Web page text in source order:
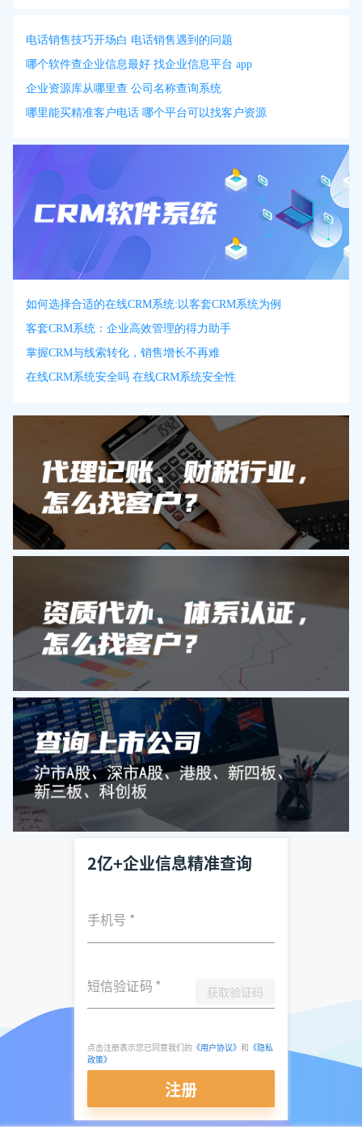
电话销售技巧开场白 电话销售遇到的问题
哪个软件查企业信息最好 找企业信息平台 app
企业资源库从哪里查 公司名称查询系统
哪里能买精准客户电话 哪个平台可以找客户资源
如何选择合适的在线CRM系统:以客套CRM系统为例
客套CRM系统：企业高效管理的得力助手
掌握CRM与线索转化，销售增长不再难
在线CRM系统安全吗 在线CRM系统安全性
2亿+企业信息精准查询
手机号 *
短信验证码 * 获取验证码
点击注册表示您已同意我们的 《用户协议》 和 《隐私
政策》
注册